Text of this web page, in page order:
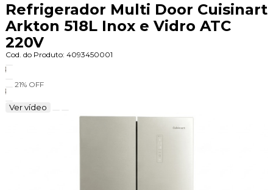
Refrigerador Multi Door Cuisinart
Arkton 518L Inox e Vidro ATC
220V
Cod. do Produto: 4093450001
21% OFF
Ver vídeo